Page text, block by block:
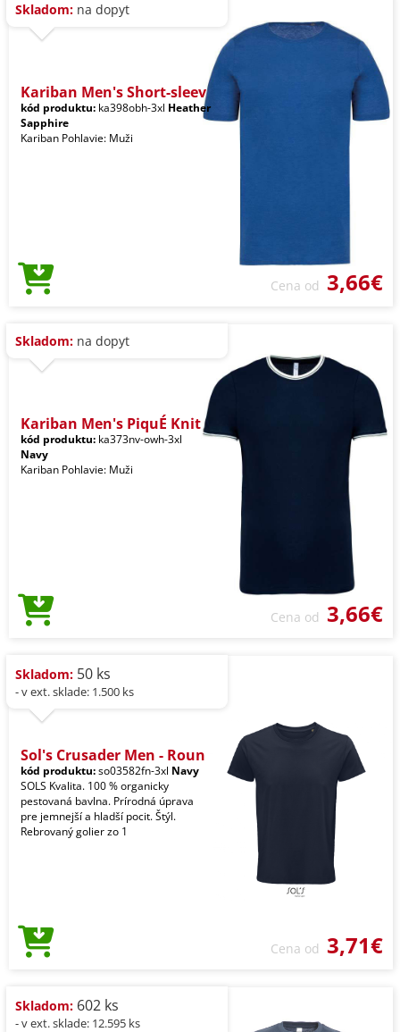
Skladom: na dopyt
Kariban Men's Short-sleev
kód produktu: ka398obh-3xl Heather
Sapphire
Kariban Pohlavie: Muži
Cena od 3,66€
Skladom: na dopyt
Kariban Men's PiquÉ Knit
kód produktu: ka373nv-owh-3xl
Navy
Kariban Pohlavie: Muži
Cena od 3,66€
Skladom: 50 ks
- v ext. sklade: 1.500 ks
Sol's Crusader Men - Roun
kód produktu:so03582fn-3xl Navy
SOLS Kvalita. 100 % organicky
pestovaná bavlna. Prírodná úprava
pre jemnejší a hladší pocit. Štýl.
Rebrovaný golier zo 1
Cena od 3,71€
Skladom: 602 ks
- v ext. sklade: 12.595 ks